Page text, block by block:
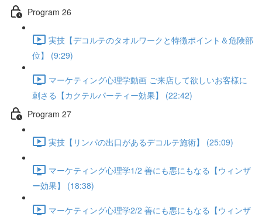
Program 26
実技【デコルテのタオルワークと特徴ポイント＆危険部
位】 (9:29)
マーケティング心理学動画 ご来店して欲しいお客様に
刺さる【カクテルパーティー効果】 (22:42)
Program 27
実技【リンパの出口があるデコルテ施術】 (25:09)
マーケティング心理学1/2 善にも悪にもなる【ウィンザ
ー効果】 (18:38)
マーケティング心理学2/2 善にも悪にもなる【ウィンザ